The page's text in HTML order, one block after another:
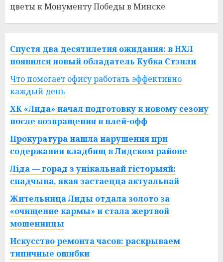
цветы к Монументу Победы в Минске
Спустя два десятилетия ожидания: в НХЛ
появился новый обладатель Кубка Стэнли
Что помогает офису работать эффективно
каждый день
ХК «Лида» начал подготовку к новому сезону
после возвращения в плей-офф
Прокуратура нашла нарушения при
содержании кладбищ в Лидском районе
Ліда — горад з унікальнай гісторыяй:
спадчына, якая застаецца актуальнай
Жительница Лиды отдала золото за
«очищение кармы» и стала жертвой
мошенницы
Искусство ремонта часов: раскрываем
типичные ошибки